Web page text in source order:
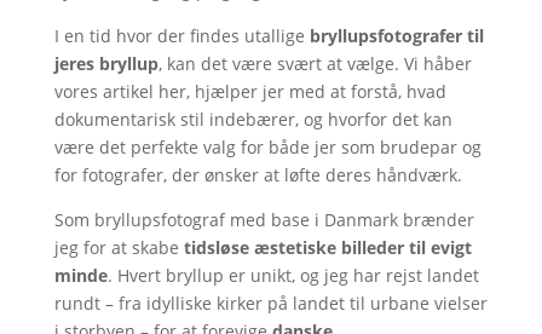
I en tid hvor der findes utallige bryllupsfotografer til
jeres bryllup, kan det være svært at vælge. Vi håber
vores artikel her, hjælper jer med at forstå, hvad
dokumentarisk stil indebærer, og hvorfor det kan
være det perfekte valg for både jer som brudepar og
for fotografer, der ønsker at løfte deres håndværk.
Som bryllupsfotograf med base i Danmark brænder
jeg for at skabe tidsløse æstetiske billeder til evigt
minde. Hvert bryllup er unikt, og jeg har rejst landet
rundt – fra idylliske kirker på landet til urbane vielser